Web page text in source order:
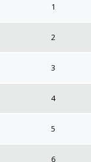
1
2
3
4
5
6